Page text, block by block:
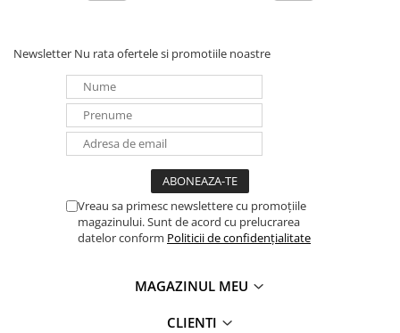
Tip: Monocristalin
Tensiune MPP (VMPP): 31 V
Curent MPP (IMPP): 13.15 A
Curent Scurt-circuit: 13.93 A
Eficienta: 20,7 %
Dimensiune panou: 1722x1134x30 mm
Clasa protectie cutie jonctiune: IP 68
Sectiune cablu: 4 mm
Invertor solar Poweracu VM III 3000-24 MPPT 3000VA
Putere maxima 6000VA/6000W
Newsletter Nu rata ofertele si promotiile noastre
Vreau sa primesc newslettere cu promoțiile
magazinului. Sunt de acord cu prelucrarea
datelor conform Politicii de confidențialitate
MAGAZINUL MEU
CLIENTI